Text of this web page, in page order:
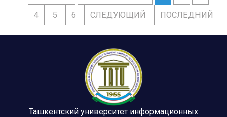
4 5 6 СЛЕДУЮЩИЙ ПОСЛЕДНИЙ
Ташкентский университет информационных